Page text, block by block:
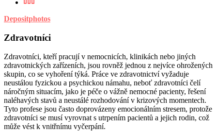
Depositphotos
Zdravotníci
Zdravotníci, kteří pracují v nemocnicích, klinikách nebo jiných
zdravotnických zařízeních, jsou rovněž jednou z nejvíce ohrožených
skupin, co se vyhoření týká. Práce ve zdravotnictví vyžaduje
neustálou fyzickou a psychickou námahu, neboť zdravotníci čelí
náročným situacím, jako je péče o vážně nemocné pacienty, řešení
naléhavých stavů a neustálé rozhodování v krizových momentech.
Tyto profese jsou často doprovázeny emocionálním stresem, protože
zdravotníci se musí vyrovnat s utrpením pacientů a jejich rodin, což
může vést k vnitřnímu vyčerpání.